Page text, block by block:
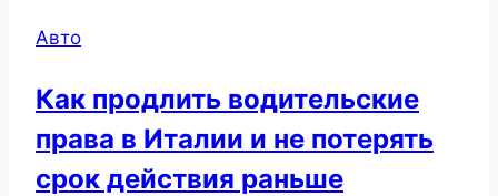
Авто
Как продлить водительские
права в Италии и не потерять
срок действия раньше